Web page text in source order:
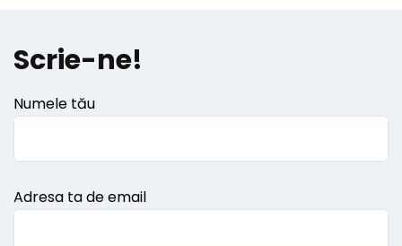
Scrie-ne!
Numele tău
Adresa ta de email